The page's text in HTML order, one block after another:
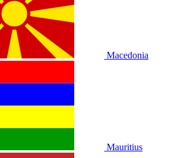
Macedonia
Mauritius